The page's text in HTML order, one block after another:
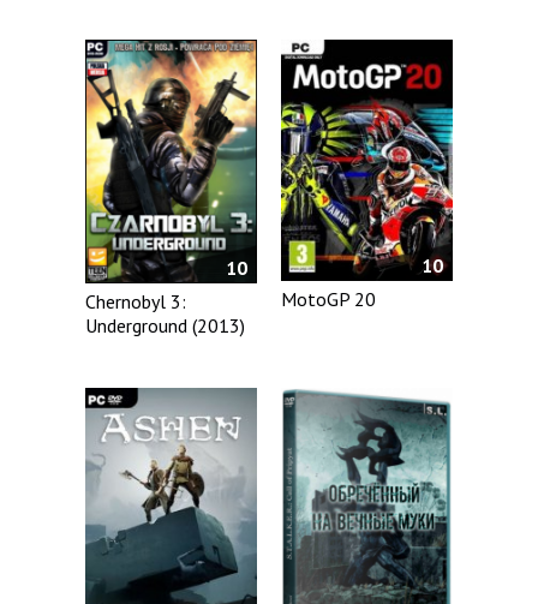
10
Chernobyl 3:
Underground (2013)
10
MotoGP 20